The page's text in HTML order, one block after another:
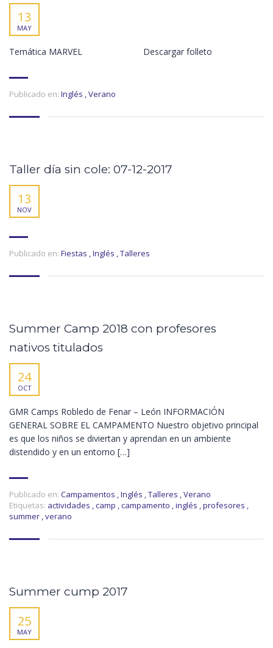
13
MAY
Temática MARVEL Descargar folleto
Publicado en: Inglés ,Verano
Taller día sin cole: 07-12-2017
13
NOV
Publicado en: Fiestas ,Inglés ,Talleres
Summer Camp 2018 con profesores
nativos titulados
24
OCT
GMR Camps Robledo de Fenar – León INFORMACIÓN
GENERAL SOBRE EL CAMPAMENTO Nuestro objetivo principal
es que los niños se diviertan y aprendan en un ambiente
distendido y en un entorno […]
Publicado en: Campamentos ,Inglés ,Talleres ,Verano
Etiquetas: actividades ,camp ,campamento ,inglés ,profesores ,
summer ,verano
Summer cump 2017
25
MAY